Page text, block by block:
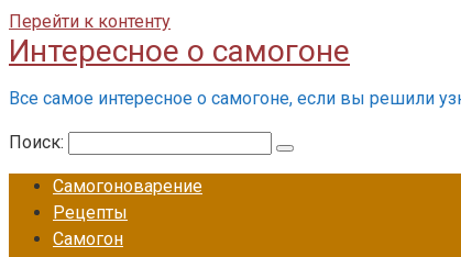
Перейти к контенту
Интересное о самогоне
Все самое интересное о самогоне, если вы решили
Поиск:
Самогоноварение
Рецепты
Самогон